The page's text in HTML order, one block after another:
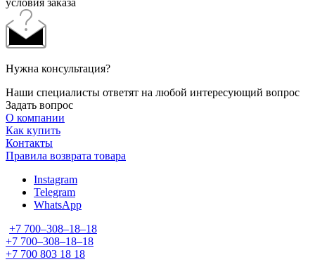
Нужна консультация?
Наши специалисты ответят на любой интересующий вопрос
Задать вопрос
О компании
Как купить
Контакты
Правила возврата товара
Instagram
Telegram
WhatsApp
+7 700‒308‒18‒18
+7 700‒308‒18‒18
+7 700 803 18 18